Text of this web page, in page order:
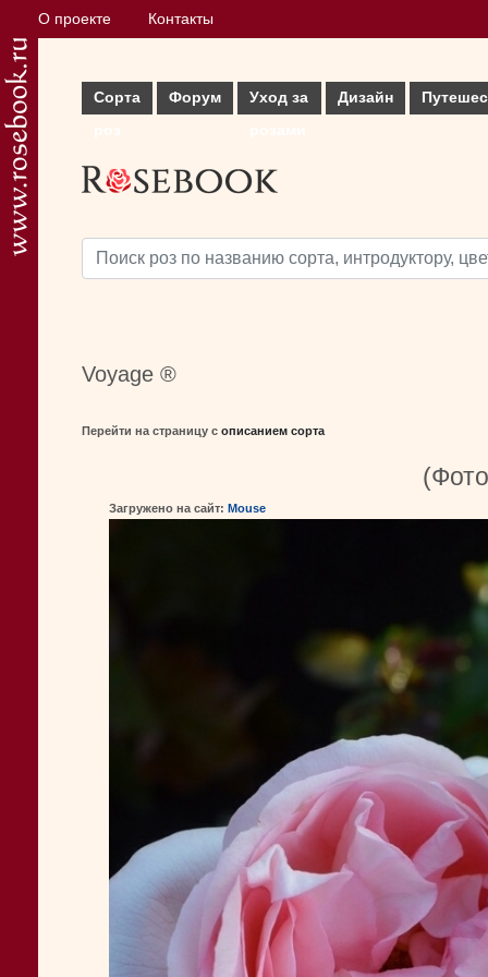
О проекте Контакты
Сорта
Форум
Уход за
Дизайн
Voyage ®
Перейти на страницу с описанием сорта
Загружено на сайт: Mouse